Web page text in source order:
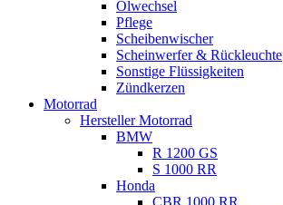
Ölwechsel
Pflege
Scheibenwischer
Scheinwerfer & Rückleuchte
Sonstige Flüssigkeiten
Zündkerzen
Motorrad
Hersteller Motorrad
BMW
R 1200 GS
S 1000 RR
Honda
CBR 1000 RR